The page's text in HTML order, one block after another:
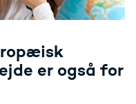
er også for